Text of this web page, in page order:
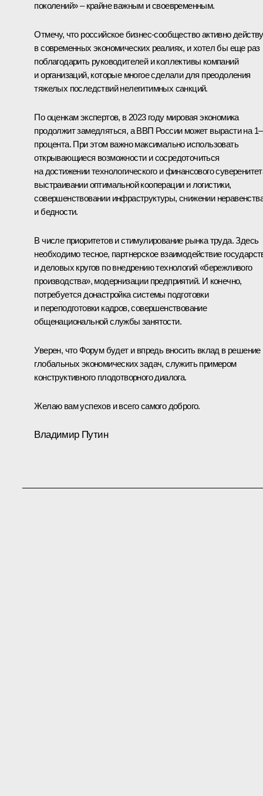
поколений» – крайне важным и своевременным.
Отмечу, что российское бизнес-сообщество активно
в современных экономических реалиях, и хотел бы еще раз
поблагодарить руководителей и коллективы компаний
и организаций, которые многое сделали для преодоления
тяжелых последствий нелегитимных санкций.
По оценкам экспертов, в 2023 году мировая экономика
продолжит замедляться, а ВВП России может вырасти на
процента. При этом важно максимально использовать
открывающиеся возможности и сосредоточиться
на достижении технологического и финансового
выстраивании оптимальной кооперации и логистики,
совершенствовании инфраструктуры, снижении
и бедности.
В числе приоритетов и стимулирование рынка труда. Здесь
необходимо тесное, партнерское взаимодействие
и деловых кругов по внедрению технологий «бережливого
производства», модернизации предприятий. И конечно,
потребуется донастройка системы подготовки
и переподготовки кадров, совершенствование
общенациональной службы занятости.
Уверен, что Форум будет и впредь вносить вклад в решение
глобальных экономических задач, служить примером
конструктивного плодотворного диалога.
Желаю вам успехов и всего самого доброго.
Владимир Путин